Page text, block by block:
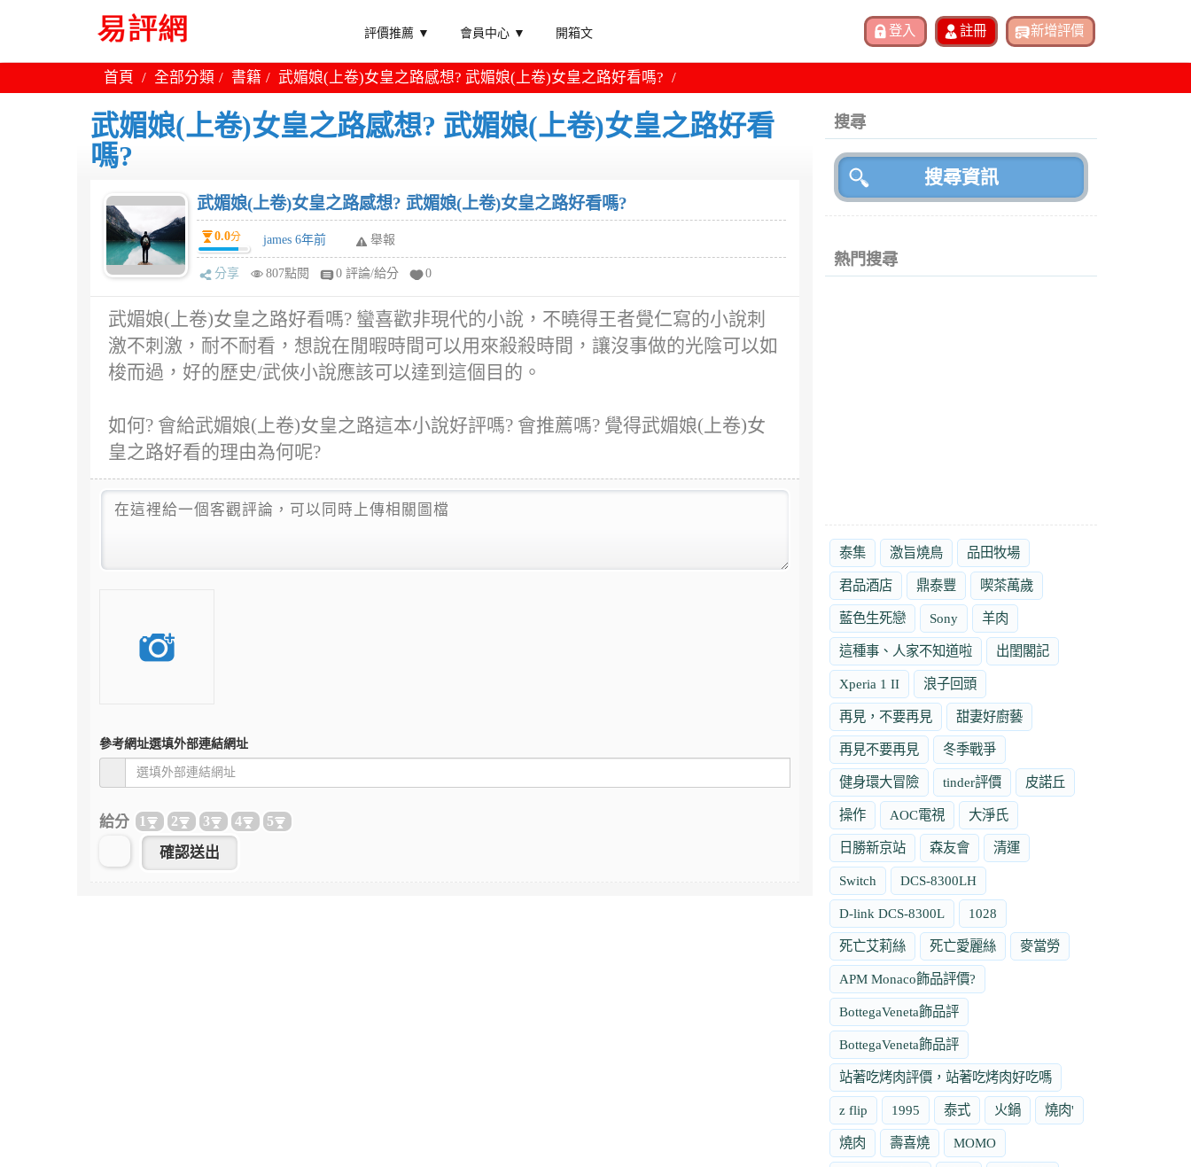
評價推薦 ▼ 會員中心 ▼ 開箱文
首頁 全部分類 書籍 武媚娘(上卷)女皇之路感想? 武媚娘(上卷)女皇之路好看嗎?
武媚娘(上卷)女皇之路感想? 武媚娘(上卷)女皇之路好看
嗎?
武媚娘(上卷)女皇之路感想? 武媚娘(上卷)女皇之路好看嗎?
0.0分 james 6年前 舉報
分享 807點閱 0 評論/給分 0
武媚娘(上卷)女皇之路好看嗎? 蠻喜歡非現代的小說，不曉得王者覺仁寫的小說刺
激不刺激，耐不耐看，想說在閒暇時間可以用來殺殺時間，讓沒事做的光陰可以如
梭而過，好的歷史/武俠小說應該可以達到這個目的。
如何? 會給武媚娘(上卷)女皇之路這本小說好評嗎? 會推薦嗎? 覺得武媚娘(上卷)女
皇之路好看的理由為何呢?
參考網址選填外部連結網址
給分 1 2 3 4 5
搜尋
熱門搜尋
泰集 激旨燒鳥 品田牧場
君品酒店 鼎泰豐 喫茶萬歲
藍色生死戀 Sony 羊肉
這種事、人家不知道啦 出閨閣記
Xperia 1 II 浪子回頭
再見，不要再見 甜妻好廚藝
再見不要再見 冬季戰爭
健身環大冒險 tinder評價 皮諾丘
操作 AOC電視 大淨氏
日勝新京站 森友會 清運
Switch DCS-8300LH
D-link DCS-8300L 1028
死亡艾莉絲 死亡愛麗絲 麥當勞
APM Monaco飾品評價?
BottegaVeneta飾品評
BottegaVeneta飾品評
站著吃烤肉評價，站著吃烤肉好吃嗎
z flip 1995 泰式 火鍋 燒肉'
燒肉 壽喜燒 MOMO